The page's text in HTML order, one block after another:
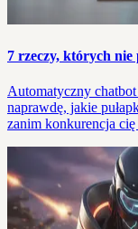
7 rzeczy, których nie
Automatyczny
naprawdę, jakie
zanim konkurencja